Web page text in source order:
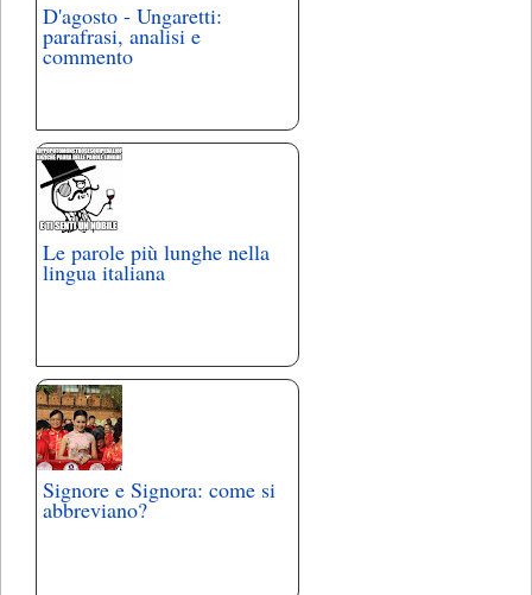
D'agosto - Ungaretti:
parafrasi, analisi e
commento
Le parole più lunghe nella
lingua italiana
Signore e Signora: come si
abbreviano?